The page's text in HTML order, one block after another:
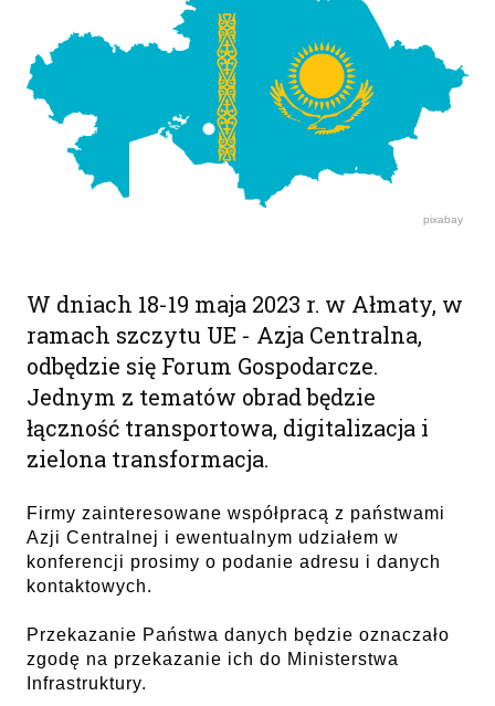
pixabay
W dniach 18-19 maja 2023 r. w Ałmaty, w
ramach szczytu UE - Azja Centralna,
odbędzie się Forum Gospodarcze.
Jednym z tematów obrad będzie
łączność transportowa, digitalizacja i
zielona transformacja.
Firmy zainteresowane współpracą z państwami
Azji Centralnej i ewentualnym udziałem w
konferencji prosimy o podanie adresu i danych
kontaktowych.
Przekazanie Państwa danych będzie oznaczało
zgodę na przekazanie ich do Ministerstwa
Infrastruktury.